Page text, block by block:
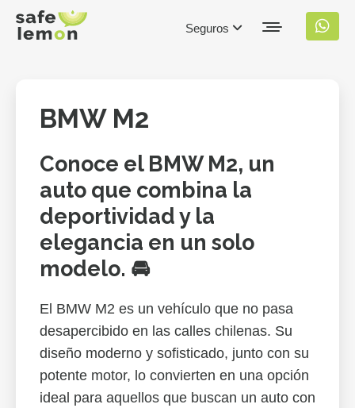
Seguros
BMW M2
Conoce el BMW M2, un
auto que combina la
deportividad y la
elegancia en un solo
modelo. 🚘
El BMW M2 es un vehículo que no pasa
desapercibido en las calles chilenas. Su
diseño moderno y sofisticado, junto con su
potente motor, lo convierten en una opción
ideal para aquellos que buscan un auto con